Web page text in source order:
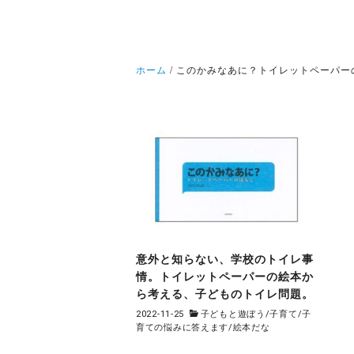
ホーム このかみなあに？トイレットペーパー
意外と知らない、学校のトイレ事
情。トイレットペーパーの絵本か
ら考える、子どものトイレ問題。
2022-11-25 子どもと遊ぼう /子育て/子
育ての悩みに答えます/絵本だな